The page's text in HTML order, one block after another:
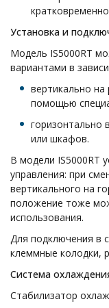
Установка и
Модель IS5000RT
вариантами в
вертикально на
помощью
горизонтально
или шкафов.
В модели IS5000RT
управления: при
вертикального на
положение тоже
использования.
Для подключения в
клеммные колодки,
Система
Стабилизатор